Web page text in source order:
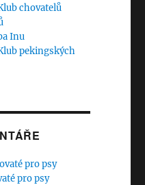
chovatelů
Inu
pekingských
pro psy
pro psy